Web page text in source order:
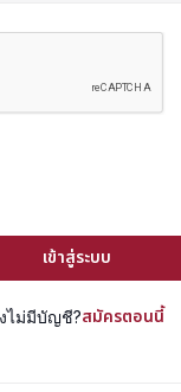
เข้าสู่ระบบ
ไม่มีบัญชี?สมัครตอนนี้